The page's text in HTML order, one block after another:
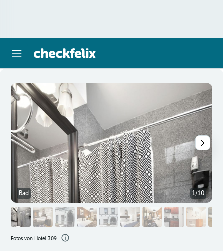
Bad 1/10
Fotos von Hotel 309